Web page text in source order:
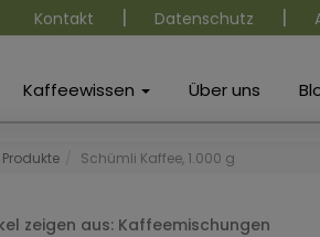
Kontakt | Datenschutz |
Kaffeewissen Über uns
Schümli Kaffee, 1.000 g
zeigen aus: Kaffeemischungen